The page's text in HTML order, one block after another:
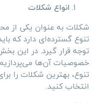
انواع شکلات
شکلات به عنوان یکی از
تنوع گسترده‌ای دارد که
توجه قرار گیرد. در این
خصوصیات آن‌ها می‌پردازیم
تنوع، بهترین شکلات را
انتخاب کنید.